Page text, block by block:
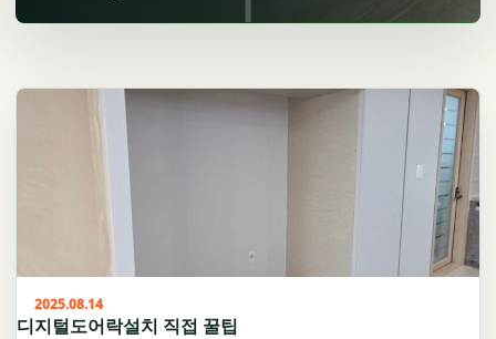
2025.08.14
디지털도어락설치 직접 꿀팁